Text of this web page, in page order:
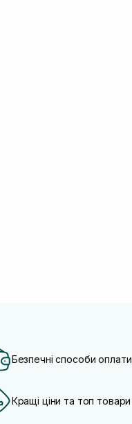
Безпечні способи оплати
Кращі ціни та топ товари